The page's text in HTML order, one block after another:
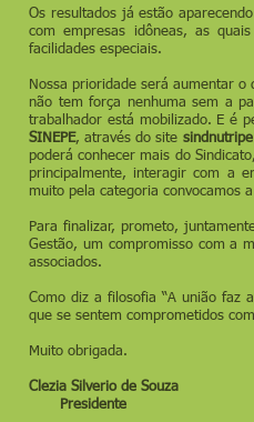
Os resultados já estão
com empresas idôneas, as
facilidades especiais.
Nossa prioridade será aumentar o
não tem força nenhuma sem a
trabalhador está mobilizado. E é
SINEPE, através do site sindnutripe
poderá conhecer mais do
principalmente, interagir com a
muito pela categoria convocamos
Para finalizar, prometo,
Gestão, um compromisso com a
associados.
Como diz a filosofia “A união faz
que se sentem comprometidos
Muito obrigada.
Clezia Silverio de Souza
Presidente